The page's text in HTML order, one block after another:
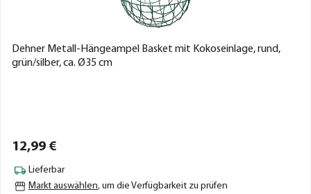
Dehner Metall-Hängeampel Basket mit Kokoseinlage, rund,
grün/silber, ca. Ø35 cm
12,99 €
Lieferbar
Markt auswählen, um die Verfügbarkeit zu prüfen